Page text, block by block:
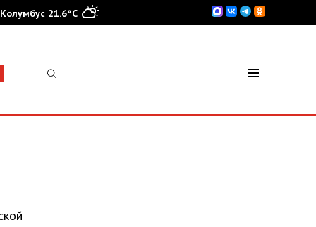
Колумбус 21.6°C